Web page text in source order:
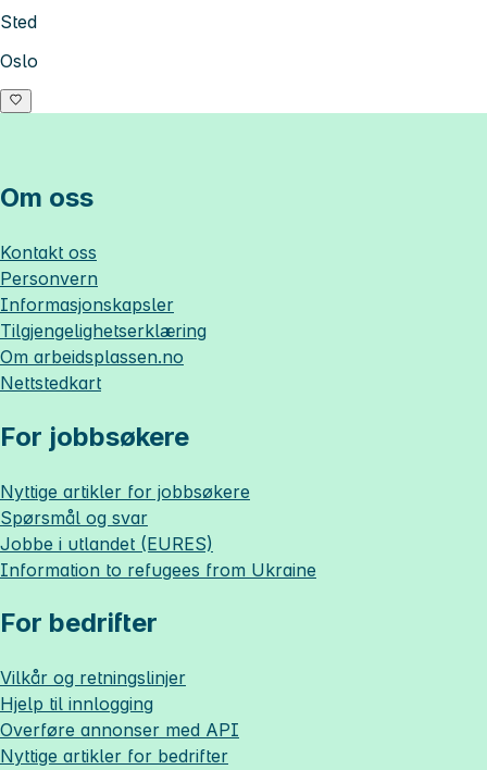
Sted
Oslo
Om oss
Kontakt oss
Personvern
Informasjonskapsler
Tilgjengelighetserklæring
Om arbeidsplassen.no
Nettstedkart
For jobbsøkere
Nyttige artikler for jobbsøkere
Spørsmål og svar
Jobbe i utlandet (EURES)
Information to refugees from Ukraine
For bedrifter
Vilkår og retningslinjer
Hjelp til innlogging
Overføre annonser med API
Nyttige artikler for bedrifter